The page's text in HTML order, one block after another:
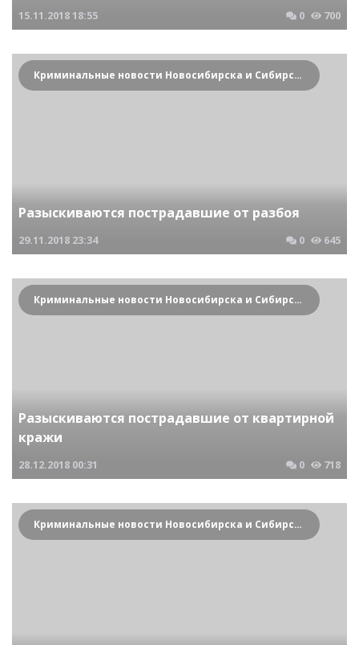
15.11.201818:55 0 700
Криминальные новости Новосибирска и Сибирского региона
Разыскиваются пострадавшие от разбоя
29.11.2018 23:34 0 645
Криминальные новости Новосибирска и Сибирского региона
Разыскиваются пострадавшие от квартирной
кражи
28.12.2018 00:31 0 718
Криминальные новости Новосибирска и Сибирского региона